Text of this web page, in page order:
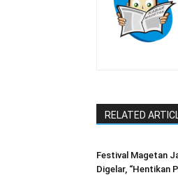
RELATED
Festival Magetan
Digelar, “Hentikan